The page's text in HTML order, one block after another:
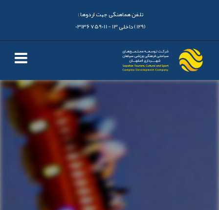
تلفن هماهنگی جهت اردوها :